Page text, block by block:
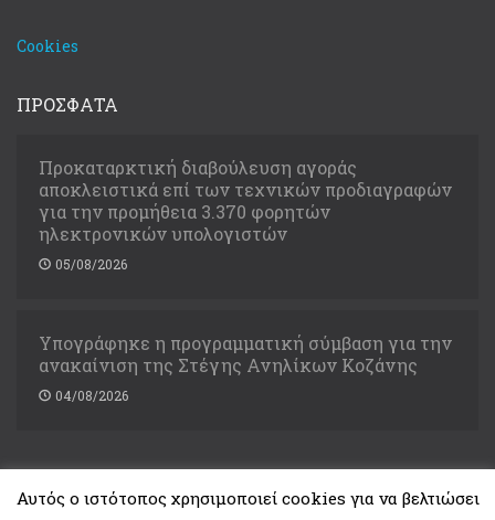
Cookies
ΠΡΟΣΦΑΤΑ
Προκαταρκτική διαβούλευση αγοράς
αποκλειστικά επί των τεχνικών προδιαγραφών
για την προμήθεια 3.370 φορητών
ηλεκτρονικών υπολογιστών
05/08/2026
Υπογράφηκε η προγραμματική σύμβαση για την
ανακαίνιση της Στέγης Ανηλίκων Κοζάνης
04/08/2026
Αυτός ο ιστότοπος χρησιμοποιεί cookies για να βελτιώσει